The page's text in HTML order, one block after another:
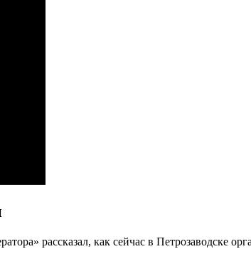
рассказал, как сейчас в Петрозаводске